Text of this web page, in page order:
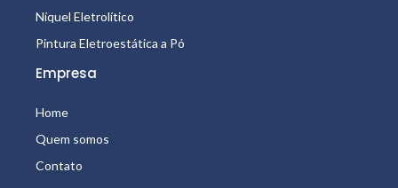
Níquel Eletrolítico
Pintura Eletroestática a Pó
Empresa
Home
Quem somos
Contato